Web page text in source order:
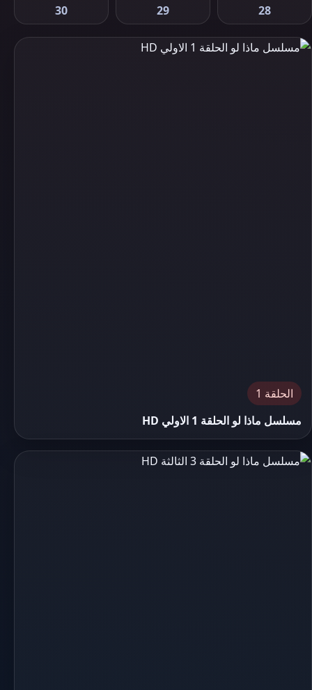
28
29
30
الحلقة 1
مسلسل ماذا لو الحلقة 1 الاولي HD